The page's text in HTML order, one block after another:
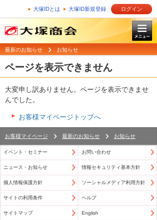
大塚IDとは 大塚ID新規登録 ログイン
最新のお知らせ お知らせ
ページを表示できません
大変申し訳ありません。ページを表示できませ
んでした。
お客様マイページトップへ
お客様マイページ 最新のお知らせ お知らせ
イベント・セミナー お問い合わせ
ニュース・お知らせ 情報セキュリティ基本方針
個人情報保護方針 ソーシャルメディア利用方針
サイトの利用条件 ヘルプ
サイトマップ English